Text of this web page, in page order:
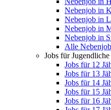
Nebenjob in
Nebenjob in
Nebenjob in
Nebenjob in
Alle
Jobs für Jugendliche
Jobs für 12
Jobs für 13
Jobs für 14
Jobs für 15
Jobs für 16